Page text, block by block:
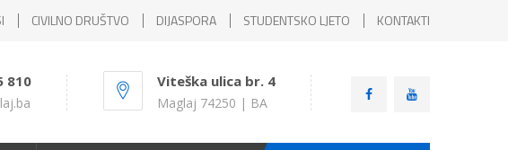
CIVILNO DRUŠTVO DIJASPORA STUDENTSKO LJETO KONTAKTI
810 Viteška ulica br. 4
Maglaj 74250 | BA